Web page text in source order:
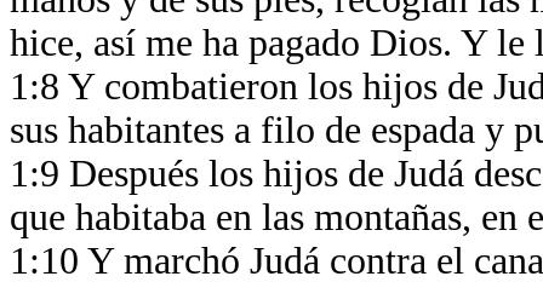
hice, así me ha pagado Dios. Y
1:8 Y combatieron los hijos de
sus habitantes a filo de espada y
1:9 Después los hijos de Judá
que habitaba en las montañas,
1:10 Y marchó Judá contra el